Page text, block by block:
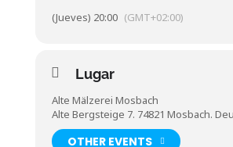
(Jueves) 20:00 (GMT+02:00)
Lugar
Alte Mälzerei Mosbach
Alte Bergsteige 7. 74821 Mosbach.
OTHER EVENTS